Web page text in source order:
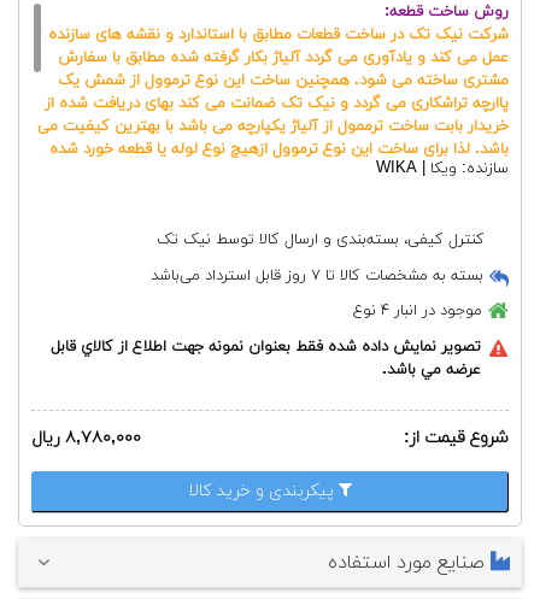
روش ساخت قطعه:
شرکت نیک تک در ساخت قطعات مطابق با استاندارد و نقشه های سازنده
عمل می کند و یادآوری می گردد آلیاژ بکار گرفته شده مطابق با سفارش
مشتری ساخته می شود. همچنین ساخت این نوع ترموول از شمش یک
پاارچه تراشکاری می گردد و نیک تک ضمانت می کند بهای دریافت شده از
خریدار بابت ساخت ترممول از آلیاژ یکپارچه می باشد با بهترین کیفیت می
باشد. لذا برای ساخت این نوع ترموول ازهیچ نوع لوله یا قطعه خورد شده
استفاده نمی گردد. برای کسب اطلاعات فنی و جامع کالا به مشخصات زیر
جنس: فولاد ضد زنگ ٣١٦ / ٣٠٤ / هستلوی / مونل و غیره
اتصال به ترمومتر: رزوه مادگی یا نری
اتصال به خط: رزوه نری
طول غلاف از ٥٠ الی ٩٩٩ میلی متر
قطر سنسور داخلی: از ۶.۶ الی ١١.١ میلی متر
سازنده: ویکا | WIKA
کنترل کیفی، بسته‌بندی و ارسال کالا توسط نیک تک
بسته به مشخصات کالا تا ۷ روز قابل استرداد می‌باشد
موجود در انبار ۴ نوع
تصوير نمايش داده شده فقط بعنوان نمونه جهت اطلاع از كالاي قابل
عرضه مي باشد.
شروع قیمت از: ۸,۷۸۰,۰۰۰ ریال
پیکربندی و خرید کالا
صنایع مورد استفاده